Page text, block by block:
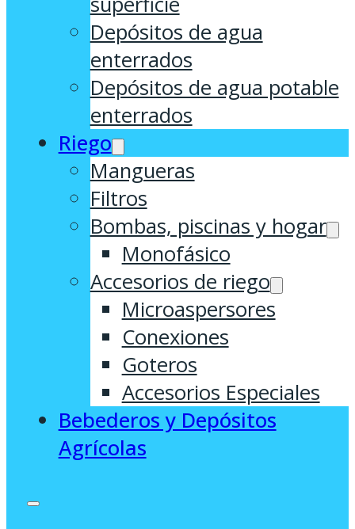
Depósitos de agua
enterrados
Depósitos de agua potable
enterrados
Riego
Mangueras
Filtros
Bombas, piscinas y hogar
Monofásico
Accesorios de riego
Microaspersores
Conexiones
Goteros
Accesorios Especiales
Bebederos y Depósitos
Agrícolas